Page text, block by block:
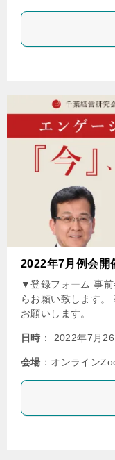
2022年7月例会開
▼登録フォーム 事
らお願い致します。
お願いします。
日時 ： 2022年7月26
会場 ：オンライン